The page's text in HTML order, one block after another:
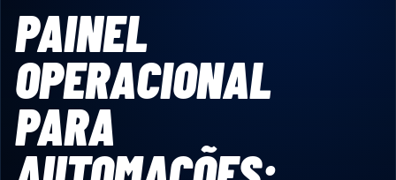
PAINEL
OPERACIONAL
PARA